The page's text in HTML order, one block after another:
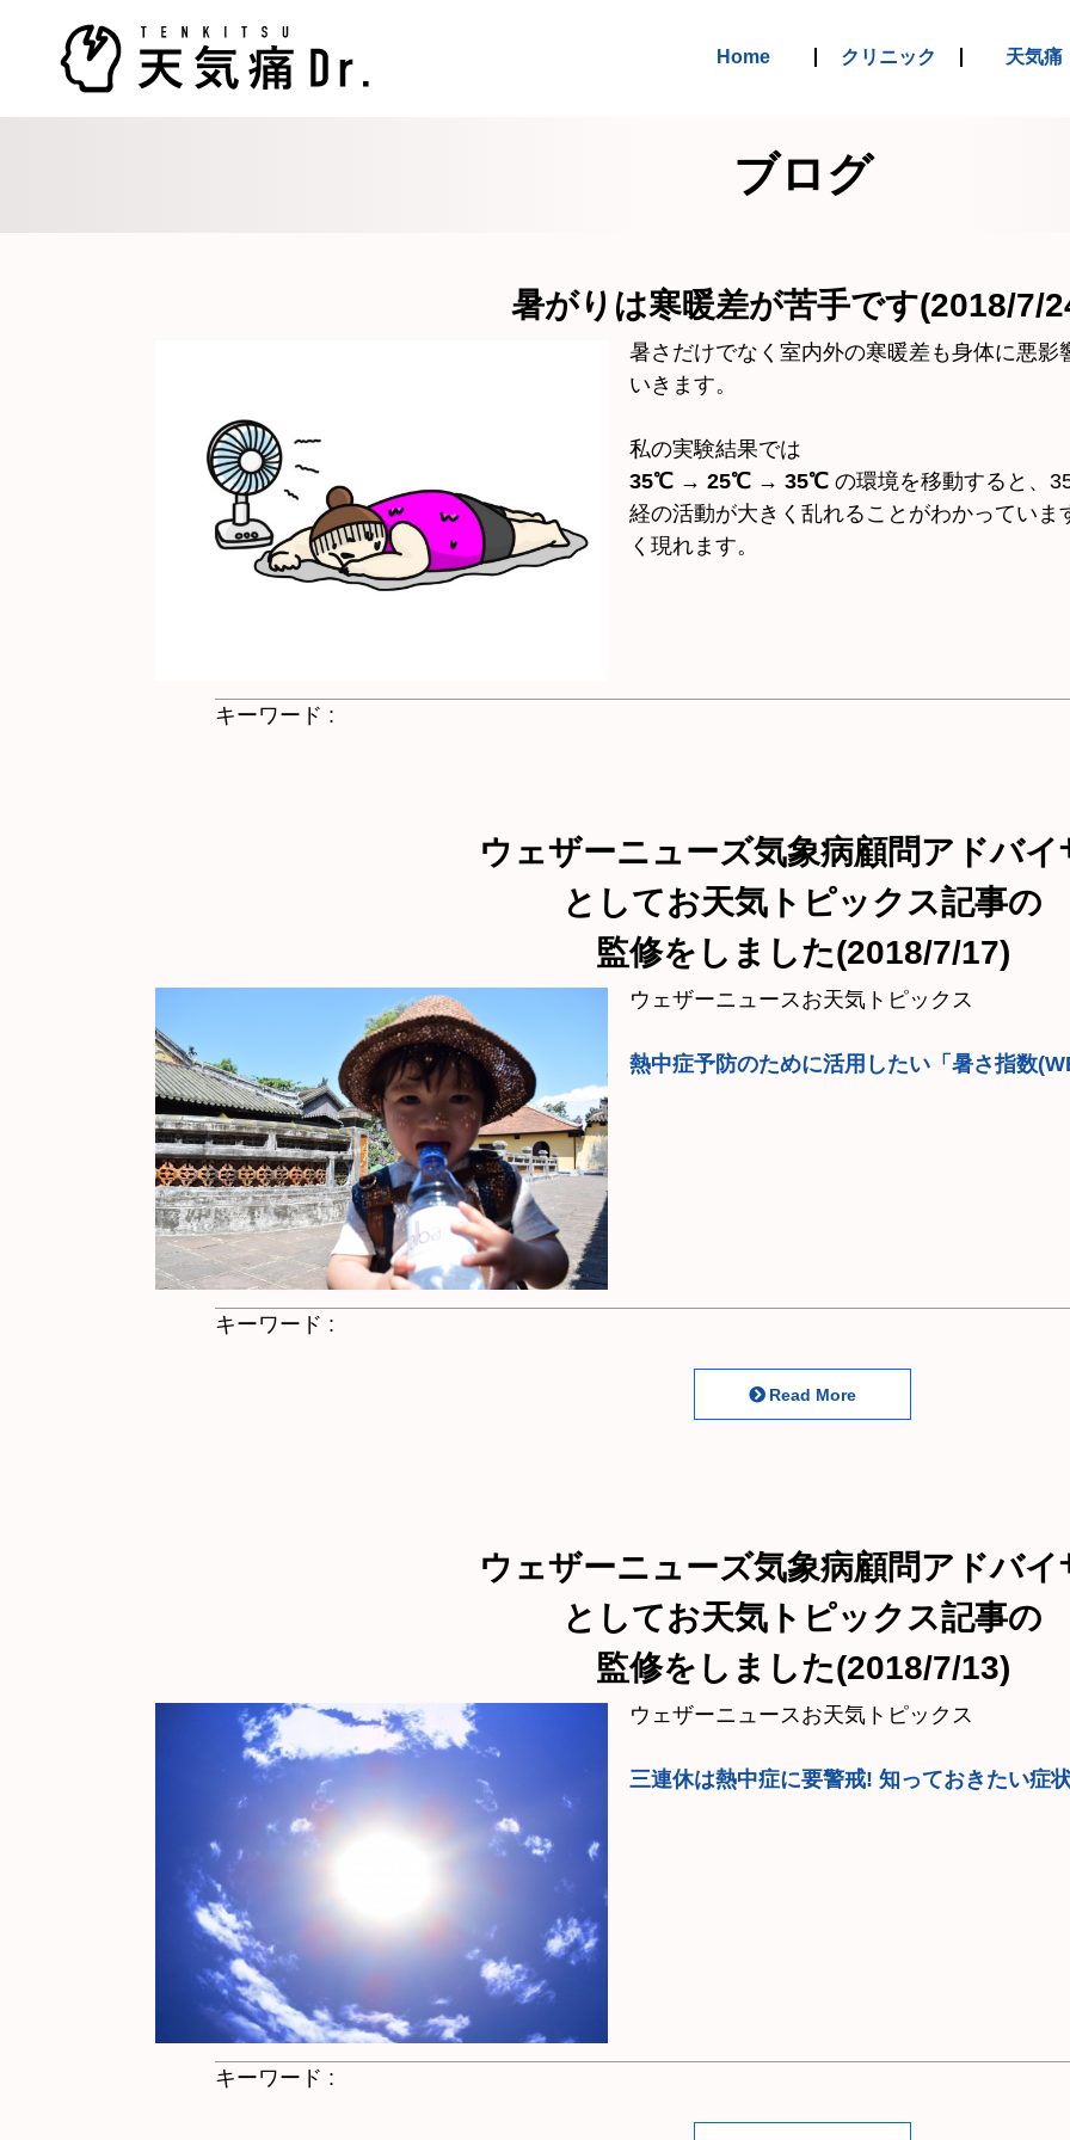
Home クリニック 天気痛
ブログ
暑がりは寒暖差が苦手です(2018/7/
暑さだけでなく室内外の寒暖差も身体に悪影
いきます。
私の実験結果では
35℃ → 25℃ → 35℃ の環境を移動すると、
経の活動が大きく乱れることがわかっていま
く現れます。
キーワード :
ウェザーニューズ気象病顧問アドバイ
としてお天気トピックス記事の
監修をしました(2018/7/17)
ウェザーニュースお天気トピックス
熱中症予防のために活用したい「暑さ指数
キーワード :
Read More
ウェザーニューズ気象病顧問アドバイ
としてお天気トピックス記事の
監修をしました(2018/7/13)
ウェザーニュースお天気トピックス
三連休は熱中症に要警戒! 知っておきたい症
キーワード :